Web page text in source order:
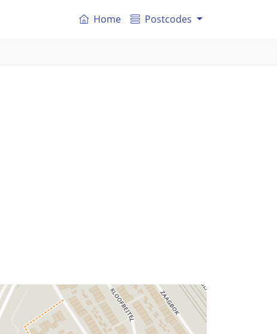
Home Postcodes